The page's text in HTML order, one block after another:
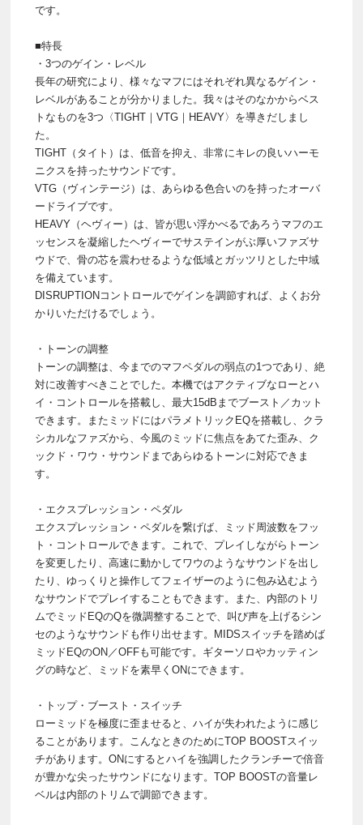
です。
■特長
・3つのゲイン・レベル
長年の研究により、様々なマフにはそれぞれ異なるゲイン・
レベルがあることが分かりました。我々はそのなかからベス
トなものを3つ〈TIGHT｜VTG｜HEAVY〉を導きだしまし
た。
TIGHT（タイト）は、低音を抑え、非常にキレの良いハーモ
ニクスを持ったサウンドです。
VTG（ヴィンテージ）は、あらゆる色合いのを持ったオーバ
ードライブです。
HEAVY（ヘヴィー）は、皆が思い浮かべるであろうマフのエ
ッセンスを凝縮したヘヴィーでサステインがぶ厚いファズサ
ウドで、骨の芯を震わせるような低域とガッツリとした中域
を備えています。
DISRUPTIONコントロールでゲインを調節すれば、よくお分
かりいただけるでしょう。
・トーンの調整
トーンの調整は、今までのマフペダルの弱点の1つであり、絶
対に改善すべきことでした。本機ではアクティブなローとハ
イ・コントロールを搭載し、最大15dBまでブースト／カット
できます。またミッドにはパラメトリックEQを搭載し、クラ
シカルなファズから、今風のミッドに焦点をあてた歪み、ク
ックド・ワウ・サウンドまであらゆるトーンに対応できま
す。
・エクスプレッション・ペダル
エクスプレッション・ペダルを繋げば、ミッド周波数をフッ
ト・コントロールできます。これで、プレイしながらトーン
を変更したり、高速に動かしてワウのようなサウンドを出し
たり、ゆっくりと操作してフェイザーのように包み込むよう
なサウンドでプレイすることもできます。また、内部のトリ
ムでミッドEQのQを微調整することで、叫び声を上げるシン
セのようなサウンドも作り出せます。MIDSスイッチを踏めば
ミッドEQのON／OFFも可能です。ギターソロやカッティン
グの時など、ミッドを素早くONにできます。
・トップ・ブースト・スイッチ
ローミッドを極度に歪ませると、ハイが失われたように感じ
ることがあります。こんなときのためにTOP BOOSTスイッ
チがあります。ONにするとハイを強調したクランチーで倍音
が豊かな尖ったサウンドになります。TOP BOOSTの音量レ
ベルは内部のトリムで調節できます。